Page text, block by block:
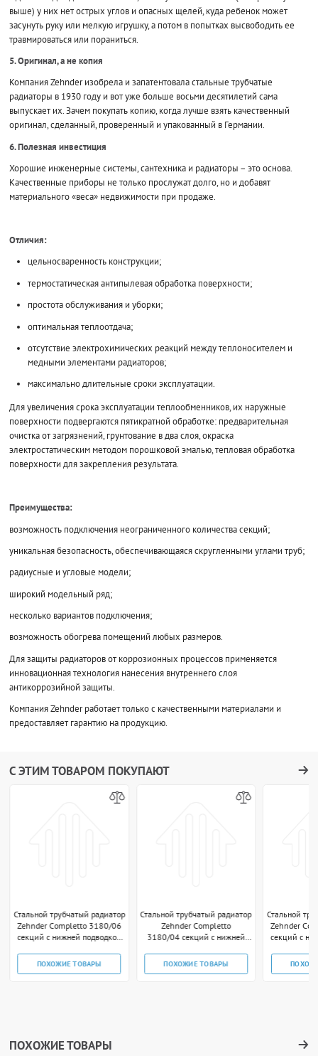
выше) у них нет острых углов и опасных щелей, куда ребенок может
засунуть руку или мелкую игрушку, а потом в попытках высвободить ее
травмироваться или пораниться.
5. Оригинал, а не копия
Компания Zehnder изобрела и запатентовала стальные трубчатые
радиаторы в 1930 году и вот уже больше восьми десятилетий сама
выпускает их. Зачем покупать копию, когда лучше взять качественный
оригинал, сделанный, проверенный и упакованный в Германии.
6. Полезная инвестиция
Хорошие инженерные системы, сантехника и радиаторы – это основа.
Качественные приборы не только прослужат долго, но и добавят
материального «веса» недвижимости при продаже.
Отличия:
цельносваренность конструкции;
термостатическая антипылевая обработка поверхности;
простота обслуживания и уборки;
оптимальная теплоотдача;
отсутствие электрохимических реакций между теплоносителем и
медными элементами радиаторов;
максимально длительные сроки эксплуатации.
Для увеличения срока эксплуатации теплообменников, их наружные
поверхности подвергаются пятикратной обработке: предварительная
очистка от загрязнений, грунтование в два слоя, окраска
электростатическим методом порошковой эмалью, тепловая обработка
поверхности для закрепления результата.
Преимущества:
возможность подключения неограниченного количества секций;
уникальная безопасность, обеспечивающаяся скругленными углами труб;
радиусные и угловые модели;
широкий модельный ряд;
несколько вариантов подключения;
возможность обогрева помещений любых размеров.
Для защиты радиаторов от коррозионных процессов применяется
инновационная технология нанесения внутреннего слоя
антикоррозийной защиты.
Компания Zehnder работает только с качественными материалами и
предоставляет гарантию на продукцию.
С ЭТИМ ТОВАРОМ ПОКУПАЮТ
Стальной трубчатый радиатор
Zehnder Completto 3180/06
секций с нижней подводкой
ПОХОЖИЕ ТОВАРЫ
Стальной трубчатый радиатор
Zehnder Completto
3180/04 секций с нижней
technoline
ПОХОЖИЕ ТОВАРЫ
Стальной
Zehnder
секций с
ПОХОЖИЕ ТОВАРЫ